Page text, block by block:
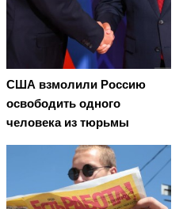
США взмолили Россию
освободить одного
человека из тюрьмы